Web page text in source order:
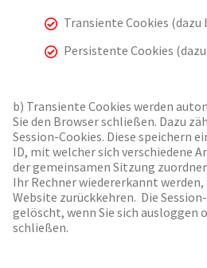
Transiente Cookies (dazu
Persistente Cookies (dazu
b) Transiente Cookies werden
Sie den Browser schließen. Dazu
Session-Cookies. Diese speichern
ID, mit welcher sich verschiedene
der gemeinsamen Sitzung
Ihr Rechner wiedererkannt werden,
Website zurückkehren. Die
gelöscht, wenn Sie sich ausloggen
schließen.